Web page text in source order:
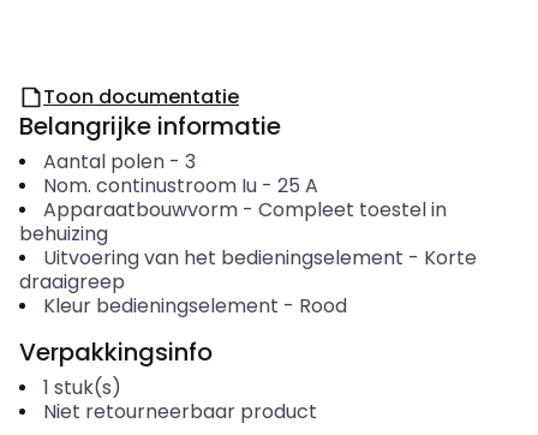
Toon documentatie
Belangrijke informatie
Aantal polen- 3
Nom. continustroom Iu- 25 A
Apparaatbouwvorm- Compleet toestel in
behuizing
Uitvoering van het bedieningselement - Korte
draaigreep
Kleur bedieningselement - Rood
Verpakkingsinfo
1 stuk(s)
Niet retourneerbaar product